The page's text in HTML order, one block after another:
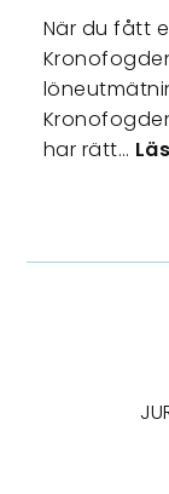
När du fått
har rätt…